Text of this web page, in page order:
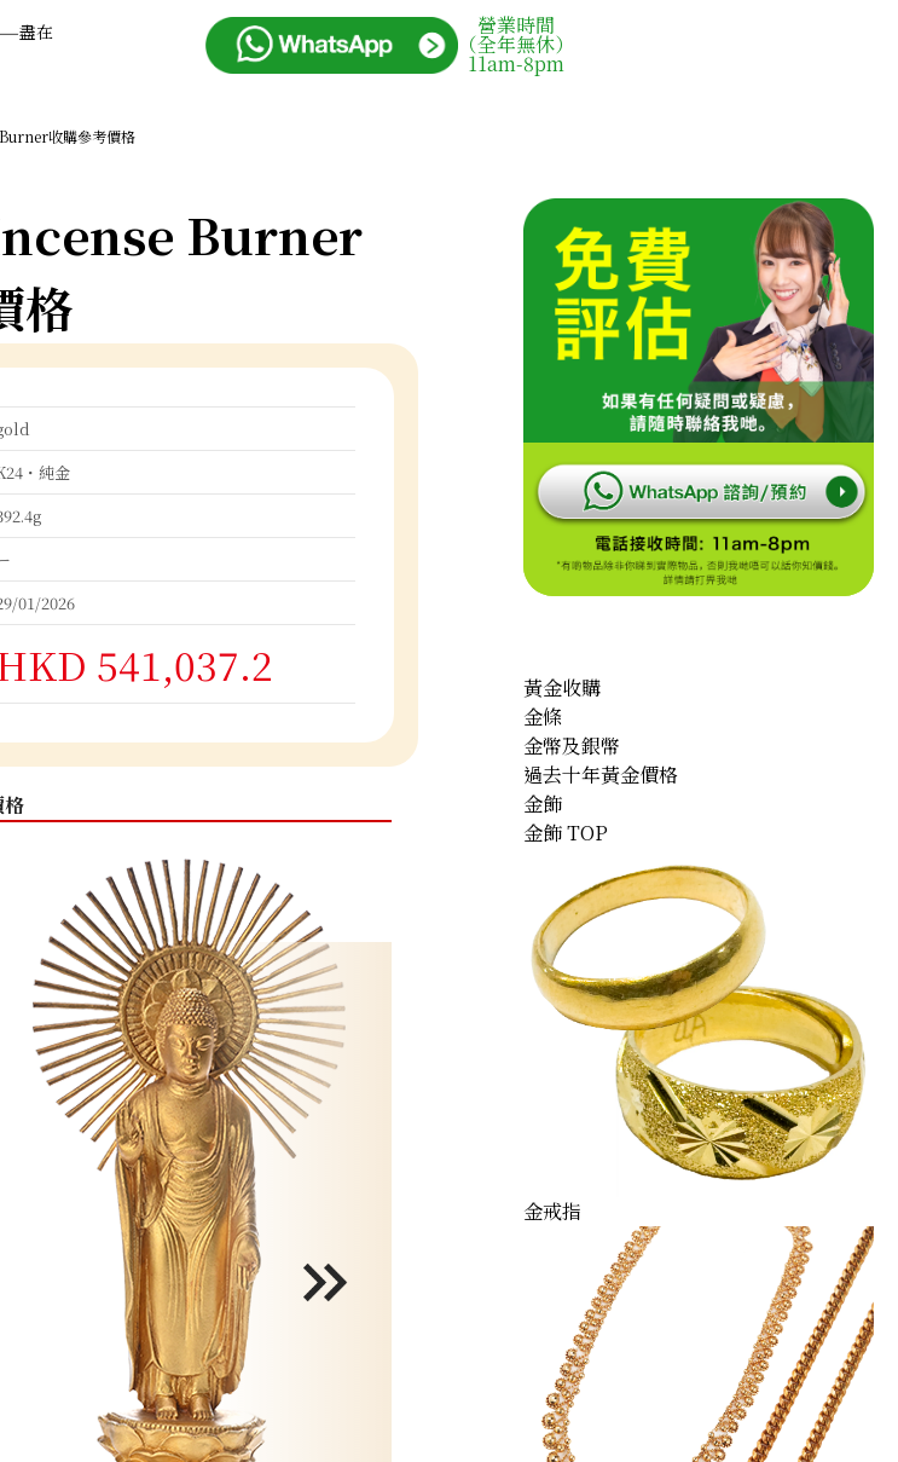
盡在
營業時間
（全年無休）
11am-8pm
收購參考價格
Burner
格
・純金
01/2026
541,037.2
格
黃金收購
金條
金幣及銀幣
過去十年黃金價格
金飾
金飾 TOP
金戒指